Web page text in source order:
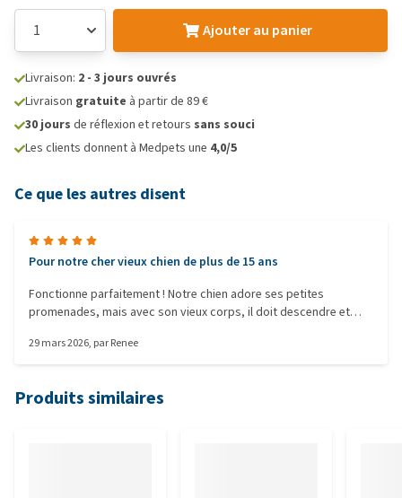
Ajouter au panier
Livraison: 2 - 3 jours ouvrés
Livraison gratuite à partir de 89 €
30 jours de réflexion et retours sans souci
Les clients donnent à Medpets une 4,0/5
Ce que les autres disent
Pour notre cher vieux chien de plus de 15 ans
Fonctionne parfaitement ! Notre chien adore ses petites
promenades, mais avec son vieux corps, il doit descendre et
loin pour rester au sec. Grâce à ces petites couches, il garde sa
29 mars 2026, parRenee
Produits similaires